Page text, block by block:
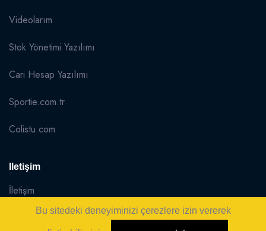
Videolarım
Stok Yönetimi Yazılımı
Cari Hesap Yazılımı
Sportie.com.tr
Colistu.com
Iletişim
İletişim
Sitemap
Bu sitedeki deneyiminizi çerezlere izin vererek